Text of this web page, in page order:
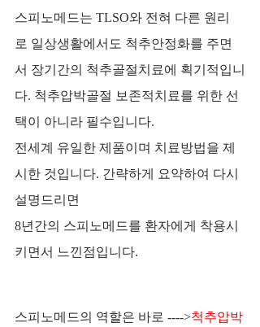
스피노메드는 TLSO와 전혀 다른 원리
로 일상생활에서도 척추안정화를 주면
서 장기간의 척추골절치료에 획기적입니
다. 척추압박골절 보존적치료를 위한 선
택이 아니라 필수입니다.
전세계 유일한 제품이며 치료방법을 제
시한 것입니다. 간략하게 요약하여 다시
설명드리면
8년간의 스피노메드를 환자에게 착용시
키면서 느낀점입니다.
스피노메드의 역할은 바로 ---->​척추압박